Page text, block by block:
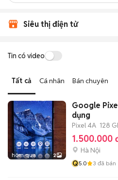
Siêu thị điện tử
Tin có video
Tất cả Cá nhân Bán chuyên
hôm qua 2
Google
dụng
Pixel 4A 128
1.500.000
Hà Nội
Q5.0 3 đã bán